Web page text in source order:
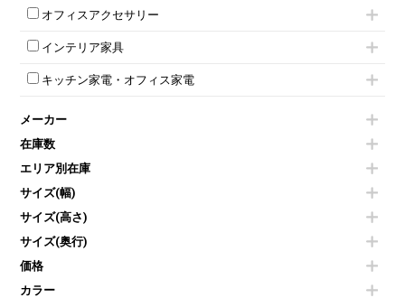
ダイヤル錠ロッカー
ワードローブ・クローゼット
会議テーブルW1800～
平行スタックテーブル
会議テーブルその他
ミーティングチェアその他
パーテーションその他
壁掛けホワイトボード
ホワイトボードその他
電話機（ビジネスフォン）
シュレッダー
スクリーン
その他OA機器
オフィスアクセサリー
チェア用台車
演台・講演台・演説台
防音パネル
コートハンガー・ポールハンガー
傘立て
食器棚・キッチンキャビネット
カタログスタンド
オフィスアクセサリーその他
インテリア家具
モールドチェア
ダイニングチェア
カウンターテーブル
センターテーブル・サイドテーブル
ベンチ・スツール
ソファ
シェルフ
ダストボックス（ゴミ箱）
インテリア家具その他
キッチン家電・オフィス家電
冷蔵庫・洗濯機
空気清浄機・加湿器
液晶テレビ・モニター類
エアコン
照明機器
掃除機
季節家電
メーカー
在庫数
エリア別在庫
サイズ(幅)
サイズ(高さ)
サイズ(奥行)
価格
カラー